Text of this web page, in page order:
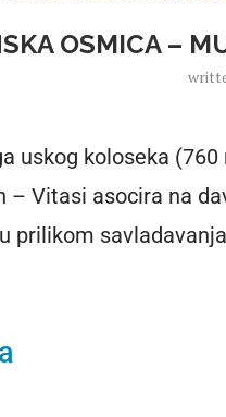
OSMICA –
uskog koloseka
– Vitasi asocira na
prilikom